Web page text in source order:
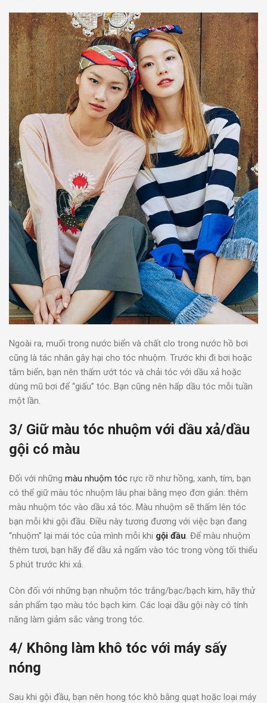
Ngoài ra, muối trong nước biển và chất clo trong nước hồ bơi
cũng là tác nhân gây hại cho tóc nhuộm. Trước khi đi bơi hoặc
tắm biển, bạn nên thấm ướt tóc và chải tóc với dầu xả hoặc
dùng mũ bơi để “giấu” tóc. Bạn cũng nên hấp dầu tóc mỗi tuần
một lần.
3/ Giữ màu tóc nhuộm với dầu xả/dầu
gội có màu
Đối với những màu nhuộm tóc rực rỡ như hồng, xanh, tím, bạn
có thể giữ màu tóc nhuộm lâu phai bằng mẹo đơn giản: thêm
màu nhuộm tóc vào dầu xả tóc. Màu nhuộm sẽ thấm lên tóc
bạn mỗi khi gội đầu. Điều này tương đương với việc bạn đang
“nhuộm” lại mái tóc của mình mỗi khi gội đầu. Để màu nhuộm
thêm tươi, bạn hãy để dầu xả ngấm vào tóc trong vòng tối thiểu
5 phút trước khi xả.
Còn đối với những bạn nhuộm tóc trắng/bạc/bạch kim, hãy thử
sản phẩm tạo màu tóc bạch kim. Các loại dầu gội này có tính
năng làm giảm sắc vàng trong tóc.
4/ Không làm khô tóc với máy sấy
nóng
Sau khi gội đầu, bạn nên hong tóc khô bằng quạt hoặc loại máy